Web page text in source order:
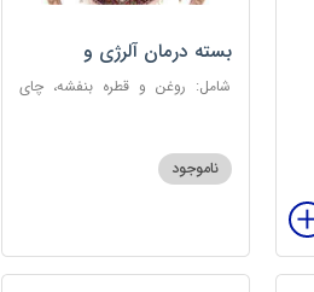
بسته درمان آلرژی و
حساسیت فصلی
شامل: روغن و قطره بنفشه، چای
3 ستاره ناموجود